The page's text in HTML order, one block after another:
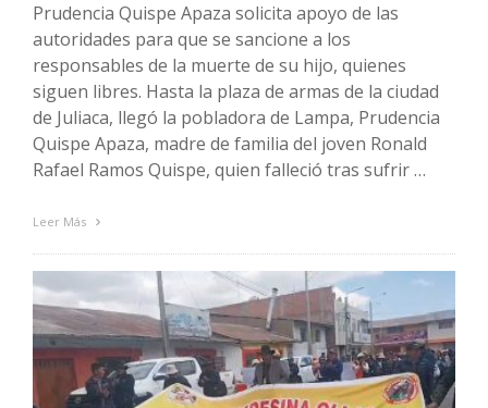
Prudencia Quispe Apaza solicita apoyo de las
autoridades para que se sancione a los
responsables de la muerte de su hijo, quienes
siguen libres. Hasta la plaza de armas de la ciudad
de Juliaca, llegó la pobladora de Lampa, Prudencia
Quispe Apaza, madre de familia del joven Ronald
Rafael Ramos Quispe, quien falleció tras sufrir …
Leer Más